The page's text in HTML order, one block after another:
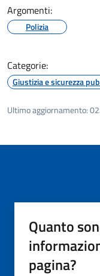
Argomenti:
Polizia
Categorie:
Giustizia e sicurezza
Ultimo aggiornamento:
Quanto
pagina?